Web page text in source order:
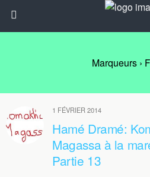
Marqueurs ›
1 FÉVRIER 2014
Hamé Dramé:
Magassa à la
Partie 13